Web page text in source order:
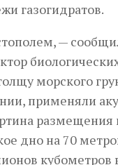
газогидратов.
—
морского
применяли
размещения
дно на 70